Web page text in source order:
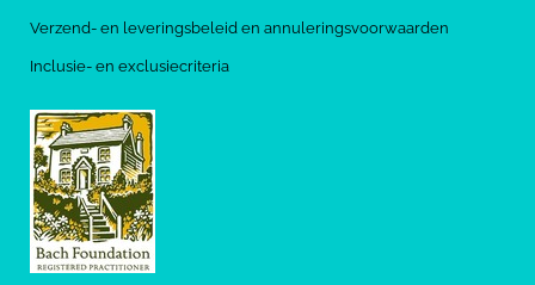
Verzend- en leveringsbeleid en annuleringsvoorwaarden
Inclusie- en exclusiecriteria